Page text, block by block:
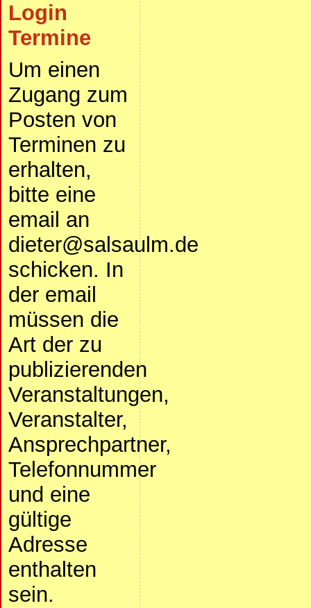
Login
Termine
Um einen
Zugang zum
Posten von
Terminen zu
erhalten,
bitte eine
email an
dieter@salsaulm.de
schicken. In
der email
müssen die
Art der zu
publizierenden
Veranstaltungen,
Veranstalter,
Ansprechpartner,
Telefonnummer
und eine
gültige
Adresse
enthalten
sein.